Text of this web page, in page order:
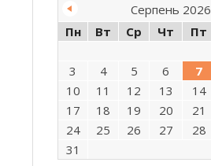
Серпень 2026
Пн
Вт Ср Чт Пт
3
4 5 6 7
10
11 12 13 14
17
18 19 20 21
24
25 26 27 28
31